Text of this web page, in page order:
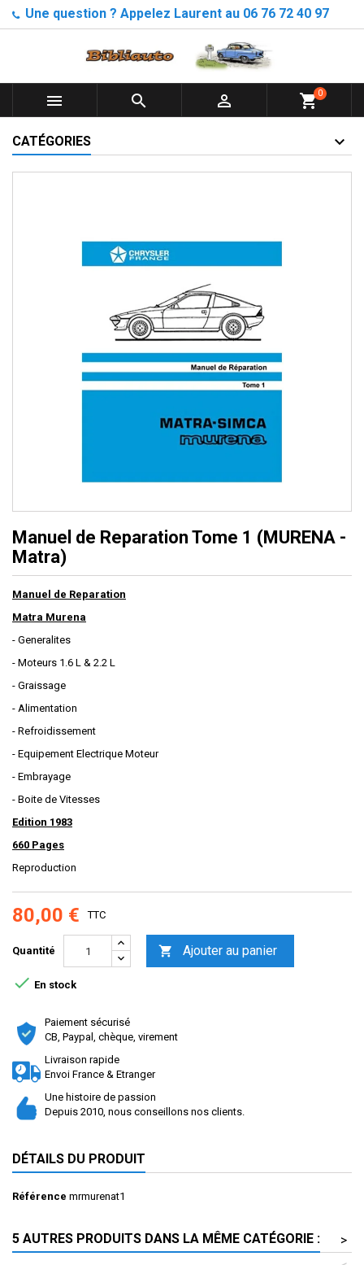
Une question ? Appelez Laurent au 06 76 72 40 97
   shopping_cart0
CATÉGORIES
Manuel de Reparation Tome 1 (MURENA -
Matra)
Manuel de Reparation
Matra Murena
- Generalites
- Moteurs 1.6 L & 2.2 L
- Graissage
- Alimentation
- Refroidissement
- Equipement Electrique Moteur
- Embrayage
- Boite de Vitesses
Edition 1983
660 Pages
Reproduction
80,00 € TTC
Quantité  Ajouter au panier
 En stock
Paiement sécurisé
CB, Paypal, chèque, virement
Livraison rapide
Envoi France & Etranger
Une histoire de passion
Depuis 2010, nous conseillons nos clients.
DÉTAILS DU PRODUIT
Référence mrmurenat1
5 AUTRES PRODUITS DANS LA MÊME CATÉGORIE :
>